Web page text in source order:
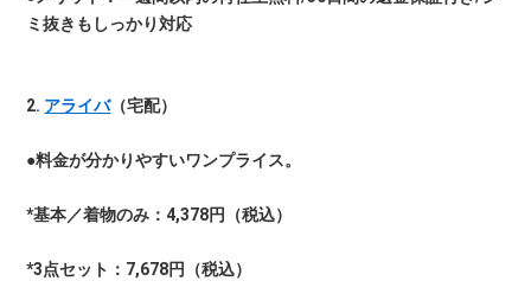
ミ抜きもしっかり対応
2. アライバ（宅配）
●料金が分かりやすいワンプライス。
*基本／着物のみ：4,378円（税込）
*3点セット：7,678円（税込）